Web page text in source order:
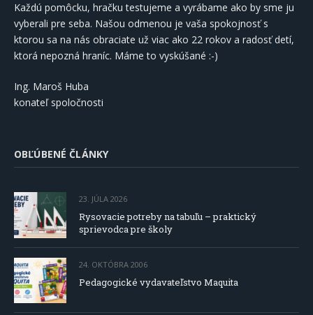
Každú pomôcku, hračku testujeme a vyrábame ako by sme ju
vyberali pre seba. Našou odmenou je vaša spokojnosť s
ktorou sa na nás obraciate už viac ako 22 rokov a radosť detí,
ktorá nepozná hraníc. Máme to vyskúšané :-)
Ing. Maroš Huba
konateľ spoločnosti
OBĽÚBENÉ ČLÁNKY
23. JÚLA 2026
Rysovacie potreby na tabuľu – praktický
sprievodca pre školy
24. OKTÓBRA 2006
Pedagogické vydavateľstvo Maquita